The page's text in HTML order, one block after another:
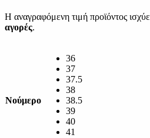
Η αναγραφόμενη τιμή προϊόντος
αγορές.
Νούμερο
36
37
37.5
38
38.5
39
40
41